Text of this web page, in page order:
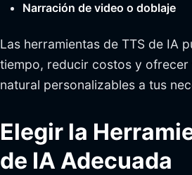
Narración de video o doblaje
Las herramientas de TTS de IA
tiempo, reducir costos y ofrecer
natural personalizables a tus
Elegir la
de IA Adecuada